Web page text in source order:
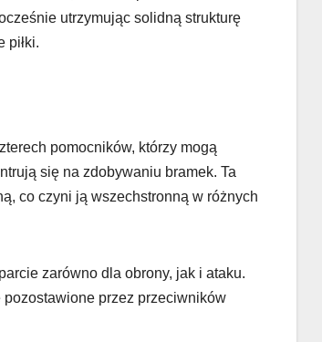
utrzymując solidną strukturę
piłki.
pomocników, którzy mogą
się na zdobywaniu bramek. Ta
co czyni ją wszechstronną w różnych
zarówno dla obrony, jak i ataku.
przez przeciwników